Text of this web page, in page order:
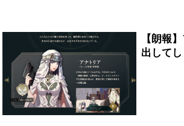
【朗報
出して